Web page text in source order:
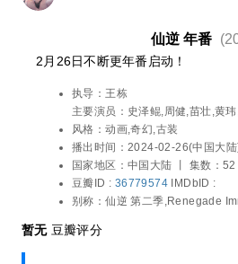
仙逆 年番
2月26日不断更年番启动！
执导： 王栋
主要演员： 史泽鲲,周健,苗壮,黄玮
白雪岑,刘思岑,赵俊凌,任景行,张如
张铎
风格：动画,奇幻,古装
播出时间： 2024-02-26(中国大
国家地区： 中国大陆 丨 集数：52
豆瓣ID : 36779574 IMDbID :
别称：仙逆 第二季,Renegade
暂无豆瓣评分